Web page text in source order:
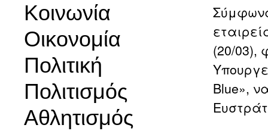
Κοινωνία
Οικονομία
Πολιτική
Πολιτισμός
Αθλητισμός
(20/03),
Blue»,